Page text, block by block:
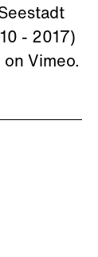
- 2017)
Vimeo.